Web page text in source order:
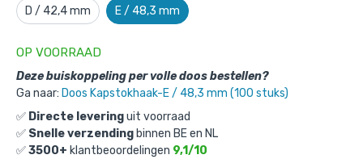
D / 42,4 mm E / 48,3 mm
OP VOORRAAD
Deze buiskoppeling per volle doos bestellen?
Ga naar: Doos Kapstokhaak-E / 48,3 mm (100 stuks)
✅ Directe leveringuit voorraad
✅ Snelle verzending binnen BE en NL
✅3500+ klantbeoordelingen 9,1/10
mm
Productnummer: 101064E
€4,62 incl. BTW/ stuk
€ 3,82 excl. BTW
Ga naar winkelmandje